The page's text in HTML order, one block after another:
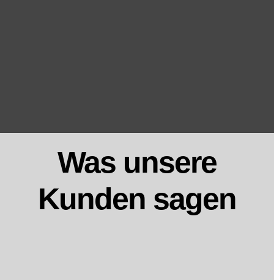
Was unsere
Kunden sagen